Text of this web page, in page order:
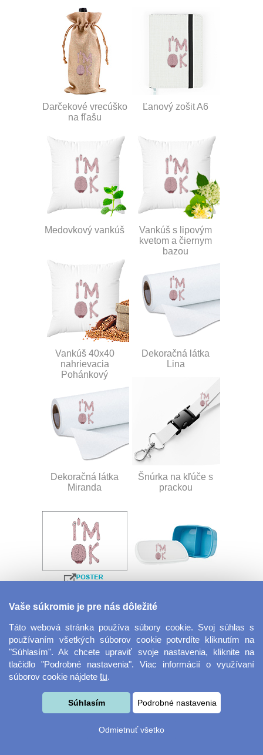
Darčekové vrecúško
na fľašu
Ľanový zošit A6
Medovkový vankúš
Vankúš s lipovým
kvetom a čiernym
bazou
Vankúš 40x40
nahrievacia
Pohánkový
Dekoračná látka
Lina
Dekoračná látka
Miranda
Šnúrka na kľúče s
prackou
Velkoformátová
fotografie
Desiatový box
Vaše súkromie je pre nás dôležité
Táto webová stránka používa súbory cookie. Svoj súhlas s
používaním všetkých súborov cookie potvrdíte kliknutím na
"Súhlasím". Ak chcete upraviť svoje nastavenia, kliknite na
tlačidlo "Podrobné nastavenia". Viac informácií o využívaní
súborov cookie nájdete tu.
Súhlasím Podrobné nastavenia
Odmietnuť všetko